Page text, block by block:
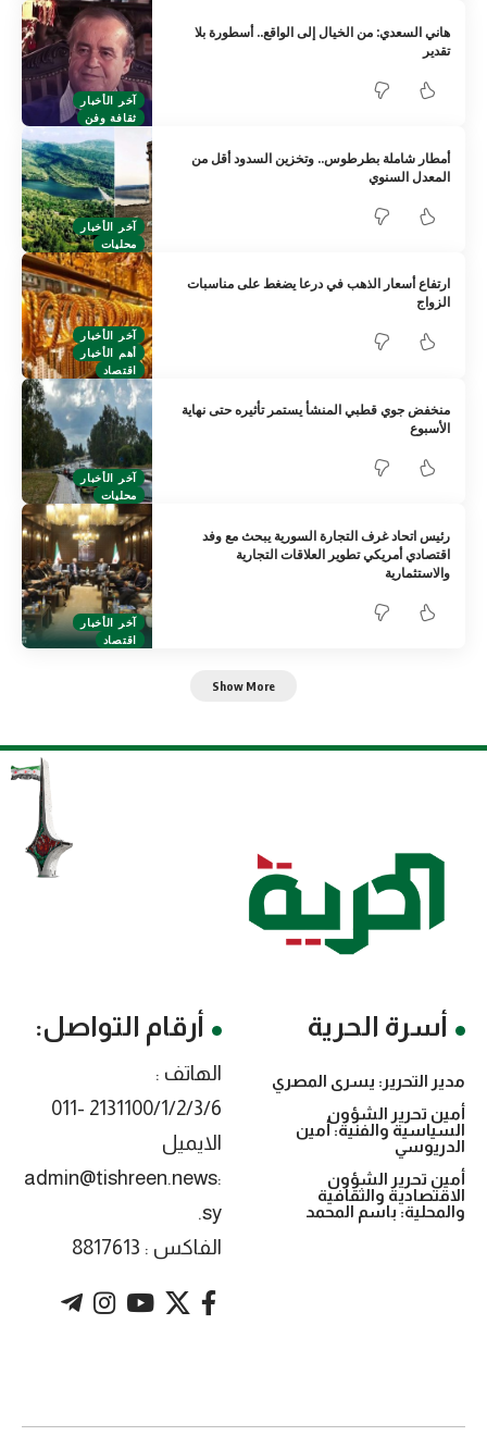
آخر الأخبار
ثقافة وفن
هاني السعدي: من الخيال إلى الواقع.. أسطورة بلا
تقدير
آخر الأخبار
محليات
أمطار شاملة بطرطوس.. وتخزين السدود أقل من
المعدل السنوي
آخر الأخبار
أهم الأخبار
اقتصاد
ارتفاع أسعار الذهب في درعا يضغط على مناسبات
الزواج
آخر الأخبار
محليات
منخفض جوي قطبي المنشأ يستمر تأثيره حتى نهاية
الأسبوع
آخر الأخبار
اقتصاد
رئيس اتحاد غرف التجارة السورية يبحث مع وفد
اقتصادي أمريكي تطوير العلاقات التجارية
والاستثمارية
Show More
أسرة الحرية
مدير التحرير: يسرى المصري
أمين تحرير الشؤون
السياسية والفنية: أمين
الدريوسي
أمين تحرير الشؤون
الاقتصادية والثقافية
والمحلية: باسم المحمد
أرقام التواصل:
الهاتف :
2131100/1/2/3/6 -011
الايميل
:admin@tishreen.news
.sy
الفاكس : 8817613